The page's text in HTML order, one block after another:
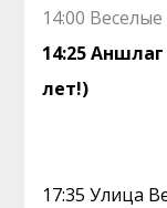
14:00
14:25
лет!)
17:35 Улица